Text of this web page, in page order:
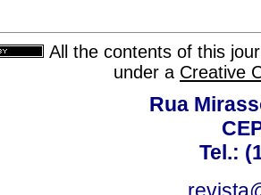
All the contents of this
under a Creative
Rua
Tel.: